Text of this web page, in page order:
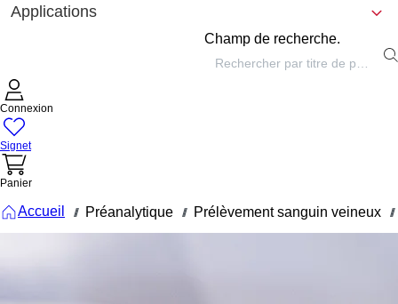
Applications
Champ de recherche.
Connexion
Signet
Panier
Accueil /// Préanalytique /// Prélèvement sanguin veineux ///